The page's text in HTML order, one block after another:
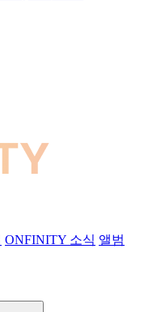
ONFINITY 소식 앨범